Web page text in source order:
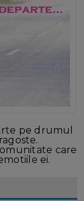
pe drumul
care
ei.